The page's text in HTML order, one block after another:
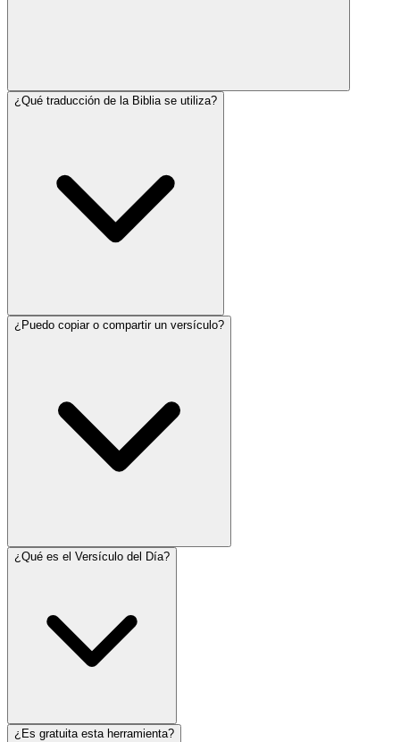
¿Qué traducción de la Biblia se utiliza?
¿Puedo copiar o compartir un versículo?
¿Qué es el Versículo del Día?
¿Es gratuita esta herramienta?